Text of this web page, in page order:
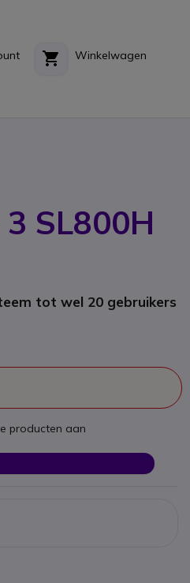
Winkelwagen
SL800H
tot wel 20 gebruikers
producten aan